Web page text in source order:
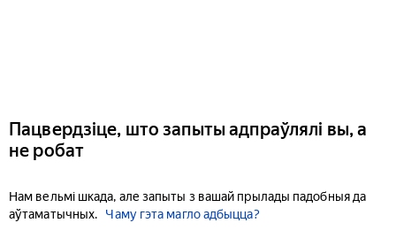
Пацвердзіце, што запыты адпраўлялі вы, а
не робат
Нам вельмі шкада, але запыты з вашай прылады падобныя да
аўтаматычных.
Чаму гэта магло адбыцца?